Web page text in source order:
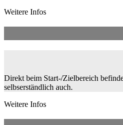
Weitere Infos
Direkt beim Start-/Zielbereich
selbserständlich auch.
Weitere Infos